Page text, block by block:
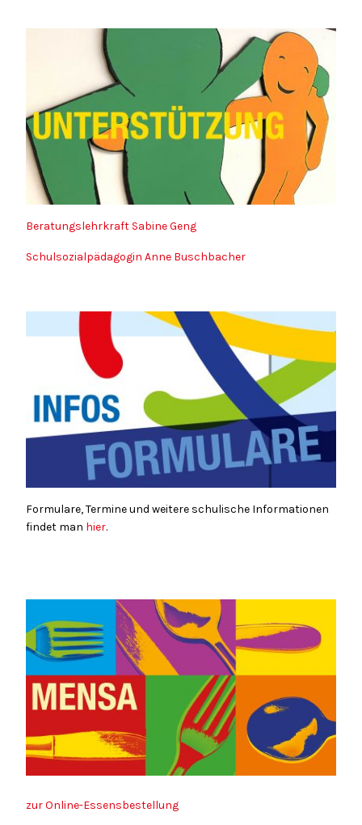
Beratungslehrkraft Sabine Geng
Schulsozialpädagogin Anne Buschbacher
Formulare, Termine und weitere schulische Informationen
findet man hier.
zur Online-Essensbestellung